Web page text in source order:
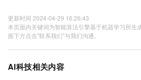
更新时间 2024-04-29 16:26:43
本页面内关键词为智能算法引擎基于机器学习所生
面下方点击"联系我们"与我们沟通。
AI科技相关内容